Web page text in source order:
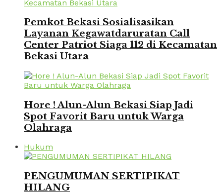
Pemkot Bekasi Sosialisasikan
Layanan Kegawatdaruratan Call
Center Patriot Siaga 112 di Kecamatan
Bekasi Utara
Hore ! Alun-Alun Bekasi Siap Jadi
Spot Favorit Baru untuk Warga
Olahraga
Hukum
PENGUMUMAN SERTIPIKAT
HILANG